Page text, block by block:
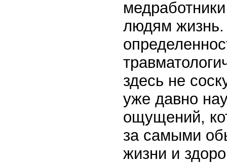
людям жизнь.
здесь не
уже давно
ощущений,
за самыми
жизни и